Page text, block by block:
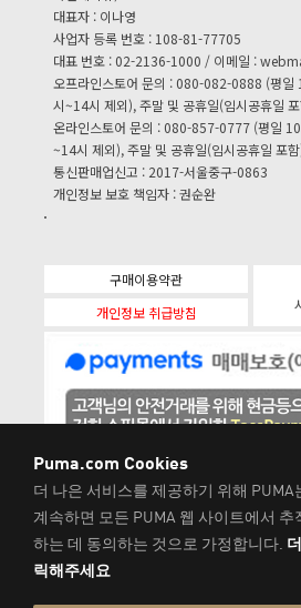
대표자 : 이나영
사업자 등록 번호 : 108-81-77705
대표 번호 : 02-2136-1000 / 이메일 :
오프라인스토어 문의 : 080-082-0888 (평일
시~14시 제외), 주말 및 공휴일(임시공휴일
온라인스토어 문의 : 080-857-0777 (평일
~14시 제외), 주말 및 공휴일(임시공휴일 포
통신판매업신고 : 2017-서울중구-0863
개인정보 보호 책임자 : 권순완
구매이용약관
개인정보 취급방침